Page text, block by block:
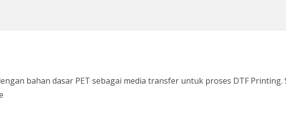
bahan dasar PET sebagai media transfer untuk proses DTF Printing.
Film